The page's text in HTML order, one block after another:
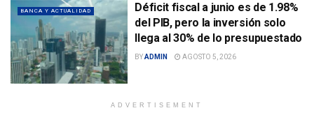
BANCA Y ACTUALIDAD
Déficit fiscal a junio es de 1.98%
del PIB, pero la inversión solo
llega al 30% de lo presupuestado
BYADMIN AGOSTO 5, 2026
ADVERTISEMENT